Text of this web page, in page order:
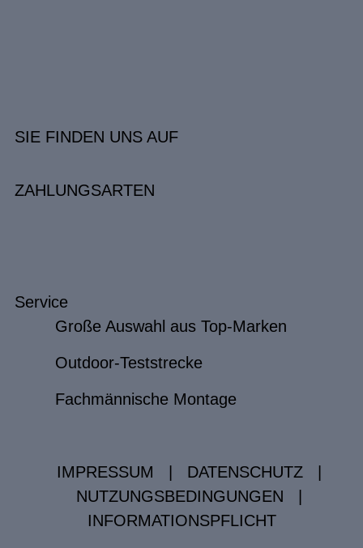
SIE FINDEN UNS AUF
ZAHLUNGSARTEN
Service
Große Auswahl aus Top-Marken
Outdoor-Teststrecke
Fachmännische Montage
IMPRESSUM DATENSCHUTZ
NUTZUNGSBEDINGUNGEN
INFORMATIONSPFLICHT